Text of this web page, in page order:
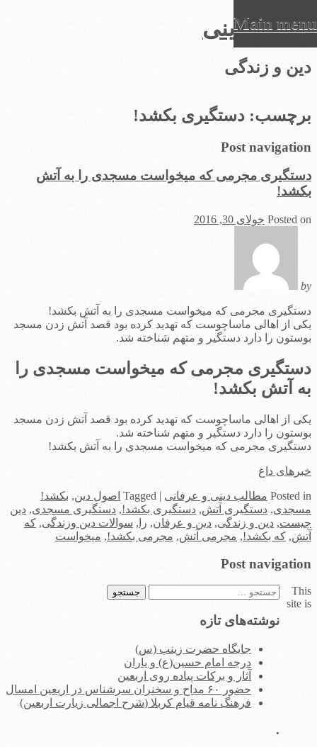
عرفان دینی
دین و زندگی
Main menu
to
content
برچسب: دستگیری بکشد!
Post navigation
دستگیری مجرمی که میخواست مسجدی را به آتش
بکشد!
Posted on جولای 30, 2016
by
دستگیری مجرمی که میخواست مسجدی را به آتش بکشد!
یکی از اهالی ماساچوست که تهدید کرده بود قصد آتش زدن مسجد
بوستون را دارد دستگیر و متهم شناخته شد.
دستگیری مجرمی که میخواست مسجدی را
به آتش بکشد!
یکی از اهالی ماساچوست که تهدید کرده بود قصد آتش زدن مسجد
بوستون را دارد دستگیر و متهم شناخته شد.
دستگیری مجرمی که میخواست مسجدی را به آتش بکشد!
خبرهای داغ
Posted in مطالب دینی و عرفانی |
Tagged اصول دین, بکشد!
مسجدی, دستگیری آتش, دستگیری بکشد!, دستگیری مسجدی, دین
چیست, دین و زندگی, دین و عرفان, را , سوالات دین وزندگی, که
آتش, که بکشد!, مجرمی آتش, مجرمی بکشد!, میخواست
Post navigation
جستجو
نوشته‌های تازه
جایگاه حضرت زینب (س)
درجه امام حسین(ع) و یاران
آثار و برکات پیاده روی اربعین
حضور ۶۰ مداح و سخنران سرشناس در اربعین امسال
فرهنگ نامه قیام کربلا (شرح اجمالی زیارت اربعین)
.
This
site is